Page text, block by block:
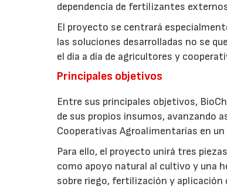
dependencia de fertilizantes
El proyecto se centrará
las soluciones desarrolladas no se
el día a día de agricultores y
Principales objetivos
Entre sus principales objetivos,
de sus propios insumos, avanzando
Cooperativas Agroalimentarias en
Para ello, el proyecto unirá tres
como apoyo natural al cultivo y una
sobre riego, fertilización y aplicación